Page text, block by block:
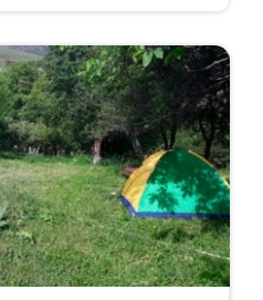
располагают гостей
конференц-зал и можно
Можно заказать